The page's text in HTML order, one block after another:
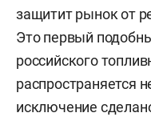
защитит рынок от
Это первый
российского
распространяется
исключение